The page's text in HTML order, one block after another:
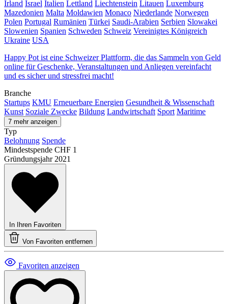
Irland Israel Italien Lettland Liechtenstein Litauen Luxemburg
Mazedonien Malta Moldawien Monaco Niederlande Norwegen
Polen Portugal Rumänien Türkei Saudi-Arabien Serbien Slowakei
Slowenien Spanien Schweden Schweiz Vereinigtes Königreich
Ukraine USA
Happy Pot ist eine Schweizer Plattform, die das Sammeln von Geld
online für Geschenke, Veranstaltungen und Anliegen vereinfacht
und es sicher und stressfrei macht!
Branche
Startups KMU Erneuerbare Energien Gesundheit & Wissenschaft
Kunst Soziale Zwecke Bildung Landwirtschaft Sport Maritime
7 mehr anzeigen
Typ
Belohnung Spende
Mindestspende CHF 1
Gründungsjahr 2021
In Ihren Favoriten
Von Favoriten entfernen
Favoriten anzeigen